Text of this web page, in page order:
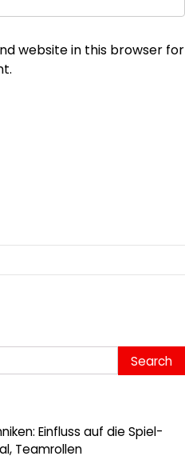
website in this browser for
Einfluss auf die Spiel-
Teamrollen